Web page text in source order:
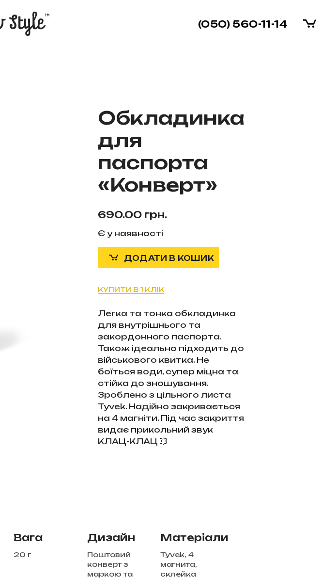
(050) 560-11-14
Обкладинка
для
паспорта
«Конверт»
690.00 грн.
Є у наявності
ДОДАТИ В КОШИК
КУПИТИ В 1 КЛІК
Легка та тонка обкладинка
для внутрішнього та
закордонного паспорта.
Також ідеально підходить до
військового квитка. Не
боїться води, супер міцна та
стійка до зношування.
Зроблено з цільного листа
Tyvek. Надійно закривається
на 4 магніти. Під час закриття
видає прикольний звук
КЛАЦ-КЛАЦ 💥
Вага
20 г
Дизайн
Поштовий
конверт з
маркою та
Матеріали
Tyvek, 4
магнита,
склейка